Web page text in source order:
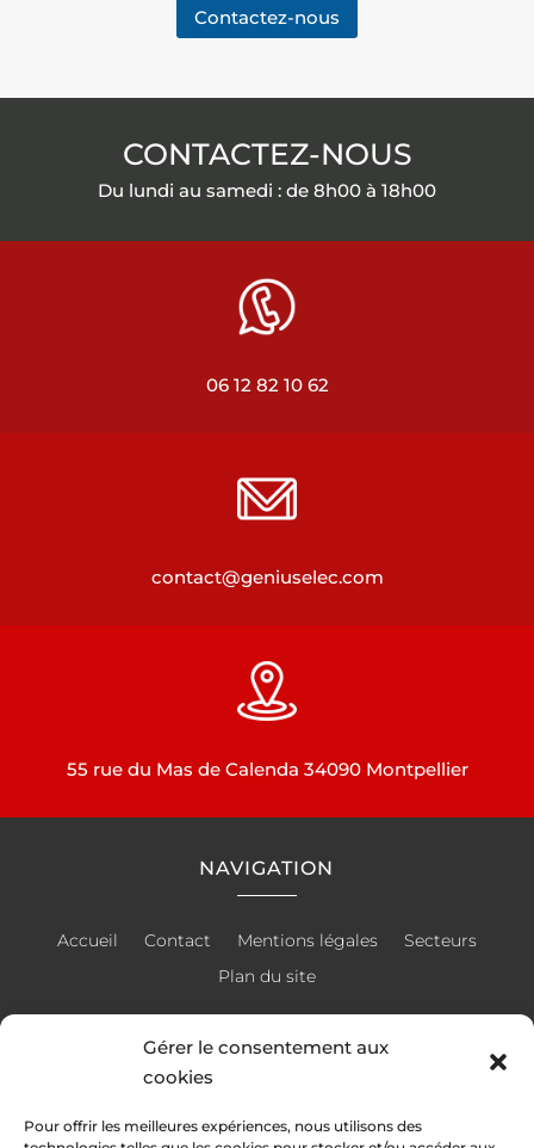
Gérer le consentement aux
cookies
Pour offrir les meilleures expériences, nous utilisons des
Contactez-nous
CONTACTEZ-NOUS
Du lundi au samedi : de 8h00 à 18h00
06 12 82 10 62
contact@geniuselec.com
55 rue du Mas de Calenda 34090 Montpellier
NAVIGATION
Accueil Contact Mentions légales
Secteurs
Plan du site
RÉALISATION